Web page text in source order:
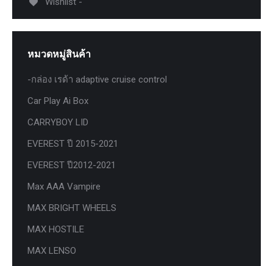
หมวดหมู่สินค้า
-กล่อง เรด้า adaptive cruise control
Car Play Ai Box
CARRYBOY LID
EVEREST ปี 2015-2021
EVEREST ปี2012-2021
Max AAA Vampire
MAX BRIGHT WHEELS
MAX HOSTILE
MAX LENSO